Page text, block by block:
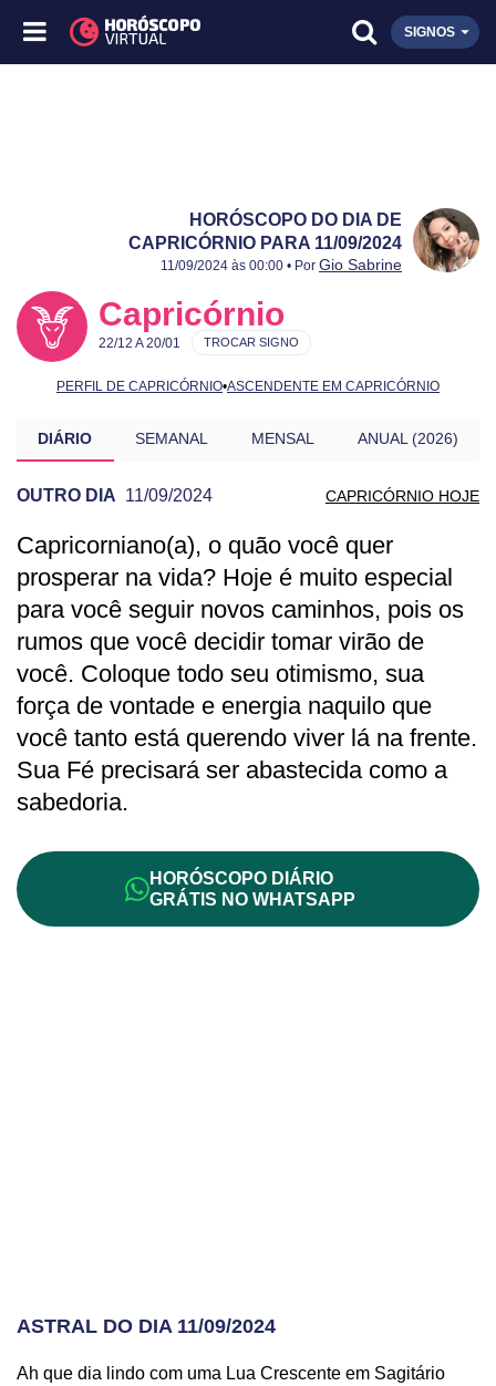
SIGNOS
HORÓSCOPO DO DIA DE
CAPRICÓRNIO PARA 11/09/2024
Publicado:
11/09/2024
Atualizado:
11/09/2024
11/09/2024 às 00:00 • Por Gio Sabrine
Capricórnio
22/12 A 20/01
PERFIL DE CAPRICÓRNIO•ASCENDENTE EM CAPRICÓRNIO
TROCAR SIGNO
DIÁRIO SEMANAL MENSAL ANUAL (2026)
OUTRO DIA 11/09/2024 CAPRICÓRNIO HOJE
PREVISÃO DE CAPRICÓRNIO PARA
Capricorniano(a), o quão você quer
prosperar na vida? Hoje é muito especial
para você seguir novos caminhos, pois os
rumos que você decidir tomar virão de
você. Coloque todo seu otimismo, sua
força de vontade e energia naquilo que
você tanto está querendo viver lá na frente.
Sua Fé precisará ser abastecida como a
sabedoria.
HORÓSCOPO DIÁRIO
GRÁTIS NO WHATSAPP
ASTRAL DO DIA 11/09/2024
Ah que dia lindo com uma Lua Crescente em Sagitário